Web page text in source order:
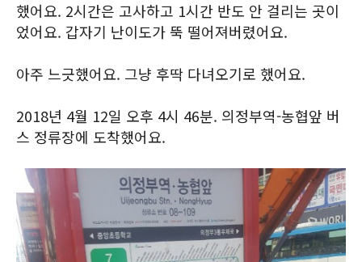
했어요. 2시간은 고사하고 1시간 반도 안 걸리는 곳이
었어요. 갑자기 난이도가 뚝 떨어져버렸어요.
아주 느긋했어요. 그냥 후딱 다녀오기로 했어요.
2018년 4월 12일 오후 4시 46분. 의정부역-농협앞 버
스 정류장에 도착했어요.